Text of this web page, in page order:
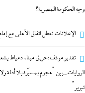
وجه الحكومة المصرية؟
الإعلانات تعطل اتفاق الأهلى مع
تقدير موقف:حريق ميناء دمياط
الروايات..بين “هجوم بمسيّرة بلا
تبرير”